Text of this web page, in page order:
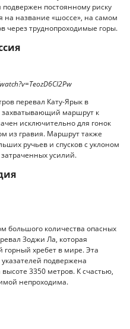
постоянному риску
на название «шоссе», на самом
через труднопроходимые горы.
перевал Кату-Ярык в
захватывающий маршрут к
исключительно для гонок
из гравия. Маршрут также
ручьев и спусков с уклоном
усилий.
большого количества опасных
Зоджи Ла, которая
хребет в мире. Эта
подвержена
3350 метров. К счастью,
непроходима.